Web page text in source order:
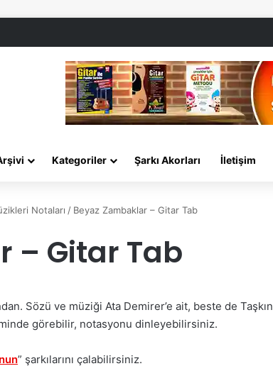
Kategoriler Şarkı Akorları İletişim
Notaları / Beyaz Zambaklar – Gitar Tab
– Gitar Tab
Sözü ve müziği Ata Demirer’e ait, beste de Taşkın
görebilir, notasyonu dinleyebilirsiniz.
” şarkılarını çalabilirsiniz.